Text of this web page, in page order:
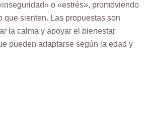
o «estrés», promoviendo
que sienten. Las propuestas son
la calma y apoyar el bienestar
pueden adaptarse según la edad y